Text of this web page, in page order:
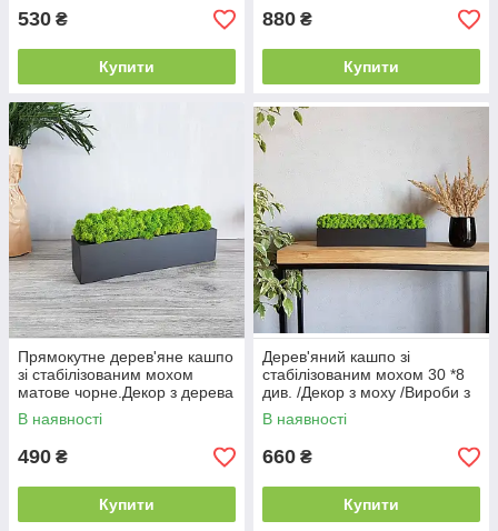
530 ₴
Купити
880 ₴
Купити
Прямокутне дерев'яне кашпо
зі стабілізованим мохом
матове чорне.Декор з дерева
В наявності
490 ₴
Купити
Дерев'яний кашпо зі
стабілізованим мохом 30 *8
див. /Декор з моху /Вироби з
дерева Кашпо
В наявності
660 ₴
Купити